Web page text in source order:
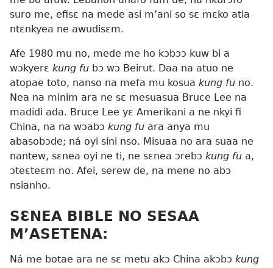
suro me, efisɛ na mede asi m’ani so sɛ mɛko atia
ntɛnkyea ne awudisɛm.
Afe 1980 mu no, mede me ho kɔbɔɔ kuw bi a
wɔkyerɛ kung fu bɔ wɔ Beirut. Daa na atuo ne
atopae toto, nanso na mefa mu kosua kung fu no.
Nea na minim ara ne sɛ mesuasua Bruce Lee na
madidi ada. Bruce Lee yɛ Amerikani a ne nkyi fi
China, na na wɔabɔ kung fu ara anya mu
abasobɔde; ná oyi sini nso. Misuaa no ara suaa ne
nantew, sɛnea oyi ne ti, ne sɛnea ɔrebɔ kung fu a,
ɔteɛteɛm no. Afei, serew de, na mene no abɔ
nsianho.
SƐNEA BIBLE NO SESAA
M’ASETENA:
Ná me botae ara ne sɛ metu akɔ China akɔbɔ kung